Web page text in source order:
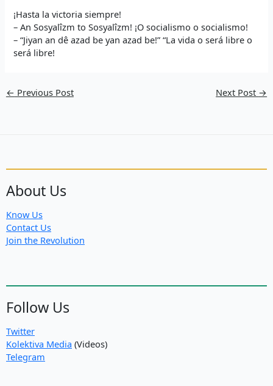
¡Hasta la victoria siempre!
– An Sosyalîzm to Sosyalîzm! ¡O socialismo o socialismo!
– “Jiyan an dê azad be yan azad be!” “La vida o será libre o
será libre!
← Previous Post Next Post →
About Us
Know Us
Contact Us
Join the Revolution
Follow Us
Twitter
Kolektiva Media (Videos)
Telegram